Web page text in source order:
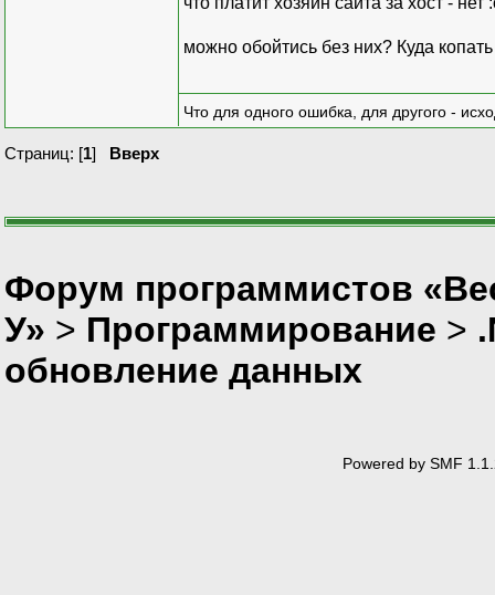
можно обойтись без них? Куда
Что для одного ошибка, для другого -
Страниц: [1] Вверх
Форум программистов
У» > Программирование >
обновление данных
Powered by SMF